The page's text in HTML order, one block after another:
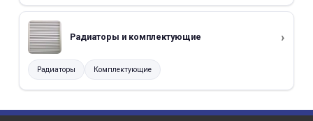
Радиаторы и комплектующие
Радиаторы Комплектующие